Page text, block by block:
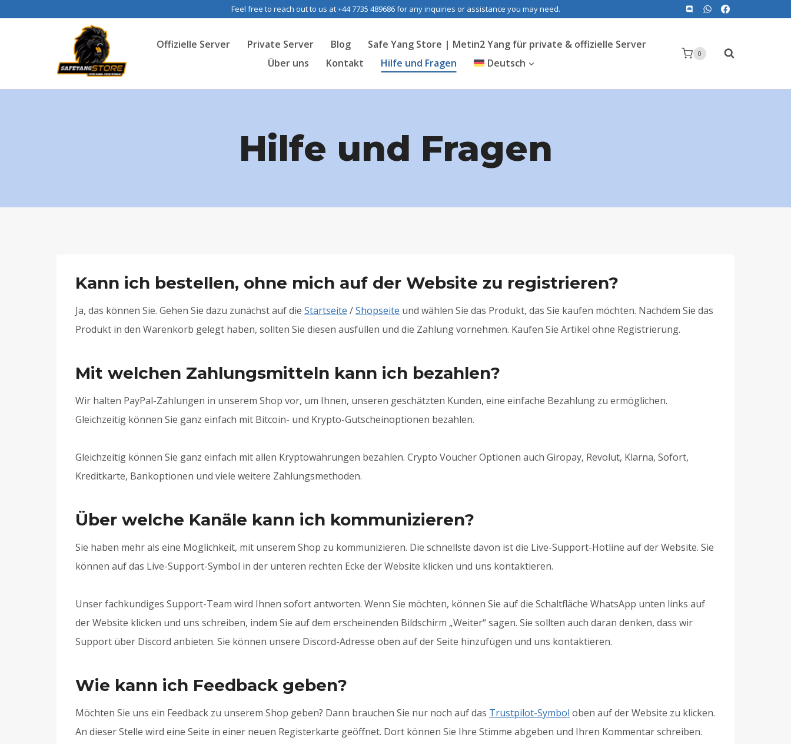
Feel free to reach out to us at +44 7735 489686 for any inquiries or assistance you may need.
Offizielle Server Private Server Blog
Safe Yang Store | Metin2 Yang für private & offizielle Server
Über uns
Kontakt Hilfe und Fragen Deutsch
0
Hilfe und Fragen
Kann ich bestellen, ohne mich auf der Website zu registrieren?
Ja, das können Sie. Gehen Sie dazu zunächst auf die Startseite /Shopseite und wählen Sie das Produkt, das Sie kaufen möchten. Nachdem Sie das
Produkt in den Warenkorb gelegt haben, sollten Sie diesen ausfüllen und die Zahlung vornehmen. Kaufen Sie Artikel ohne Registrierung.
Mit welchen Zahlungsmitteln kann ich bezahlen?
Wir halten PayPal-Zahlungen in unserem Shop vor, um Ihnen, unseren geschätzten Kunden, eine einfache Bezahlung zu ermöglichen.
Gleichzeitig können Sie ganz einfach mit Bitcoin- und Krypto-Gutscheinoptionen bezahlen.
Gleichzeitig können Sie ganz einfach mit allen Kryptowährungen bezahlen. Crypto Voucher Optionen auch Giropay, Revolut, Klarna, Sofort,
Kreditkarte, Bankoptionen und viele weitere Zahlungsmethoden.
Über welche Kanäle kann ich kommunizieren?
Sie haben mehr als eine Möglichkeit, mit unserem Shop zu kommunizieren. Die schnellste davon ist die Live-Support-Hotline auf der Website. Sie
können auf das Live-Support-Symbol in der unteren rechten Ecke der Website klicken und uns kontaktieren.
Unser fachkundiges Support-Team wird Ihnen sofort antworten. Wenn Sie möchten, können Sie auf die Schaltfläche WhatsApp unten links auf
der Website klicken und uns schreiben, indem Sie auf dem erscheinenden Bildschirm „Weiter“ sagen. Sie sollten auch daran denken, dass wir
Support über Discord anbieten. Sie können unsere Discord-Adresse oben auf der Seite hinzufügen und uns kontaktieren.
Wie kann ich Feedback geben?
Möchten Sie uns ein Feedback zu unserem Shop geben? Dann brauchen Sie nur noch auf das Trustpilot-Symbol oben auf der Website zu klicken.
An dieser Stelle wird eine Seite in einer neuen Registerkarte geöffnet. Dort können Sie Ihre Stimme abgeben und Ihren Kommentar schreiben.